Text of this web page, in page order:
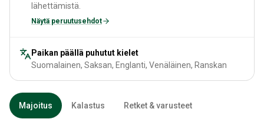
lähettämistä.
Näytä peruutusehdot
Paikan päällä puhutut kielet
Suomalainen, Saksan, Englanti, Venäläinen, Ranskan
Majoitus Kalastus Retket & varusteet